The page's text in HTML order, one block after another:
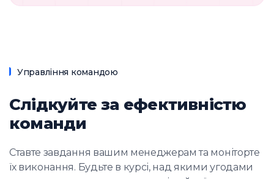
Управління командою
Слідкуйте за ефективністю
команди
Ставте завдання вашим менеджерам та моніторте
їх виконання. Будьте в курсі, над якими угодами